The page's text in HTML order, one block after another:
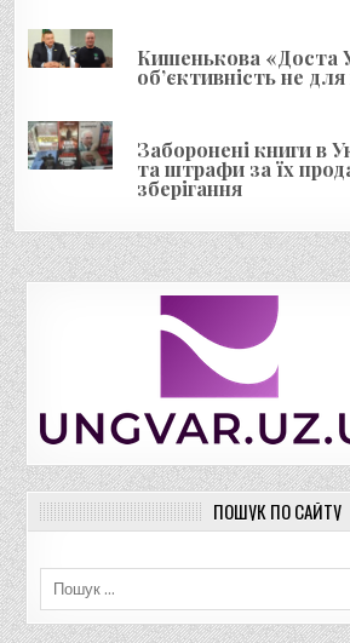
Кишенькова «Доста
об’єктивність не
Заборонені книги в
та штрафи за їх
зберігання
ПОШУК ПО САЙТУ